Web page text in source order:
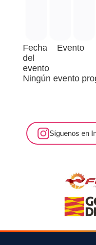
Fecha
del
evento
Evento
Ningún evento
Síguenos en